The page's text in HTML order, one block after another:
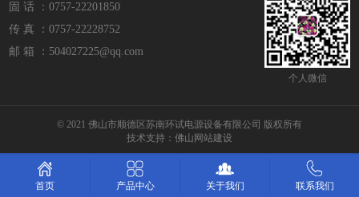
固 话 ：0757-22201850
传 真 ：0757-22228752
邮 箱 ：504027225@qq.com
个人微信
© 2021 佛山市顺德区苏南环试电源设备有限公司 版权所有
技术支持： 佛山网站建设
首页 产品中心 关于我们 联系我们